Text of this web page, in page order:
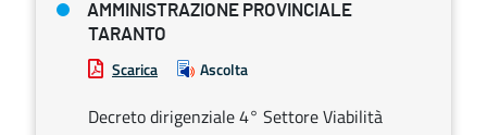
AMMINISTRAZIONE PROVINCIALE
TARANTO
Scarica Ascolta
Decreto dirigenziale 4° Settore Viabilità